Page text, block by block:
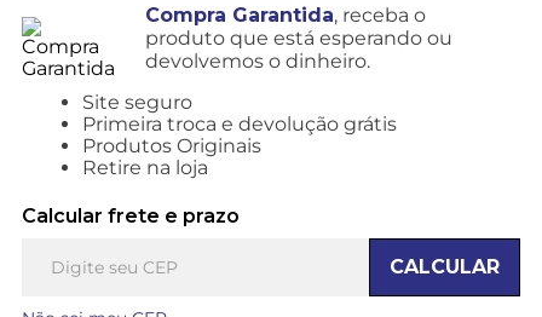
Compra Garantida, receba o
produto que está esperando ou
devolvemos o dinheiro.
Site seguro
Primeira troca e devolução grátis
Produtos Originais
Retire na loja
Calcular frete e prazo
CALCULAR